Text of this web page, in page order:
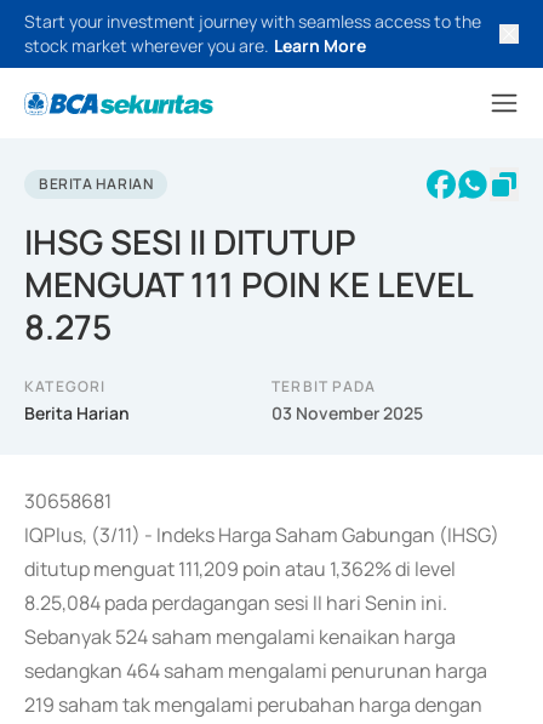
Start your investment journey with seamless access to the
stock market wherever you are. Learn More
BERITA HARIAN
IHSG SESI II DITUTUP
MENGUAT 111 POIN KE LEVEL
8.275
KATEGORI
Berita Harian
TERBIT PADA
03 November 2025
30658681
IQPlus, (3/11) - Indeks Harga Saham Gabungan (IHSG)
ditutup menguat 111,209 poin atau 1,362% di level
8.25,084 pada perdagangan sesi II hari Senin ini.
Sebanyak 524 saham mengalami kenaikan harga
sedangkan 464 saham mengalami penurunan harga
219 saham tak mengalami perubahan harga dengan